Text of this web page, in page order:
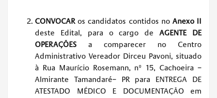
CONVOCARos candidatos contidos no Anexo II
deste Edital, para o cargo deAGENTE DE
OPERAÇÕES a comparecer no Centro
Administrativo Vereador Dirceu Pavoni, situado
à Rua Maurício Rosemann, nº 15, Cachoeira –
Almirante Tamandaré– PR para ENTREGA DE
ATESTADO MÉDICO E DOCUMENTAÇÃO em